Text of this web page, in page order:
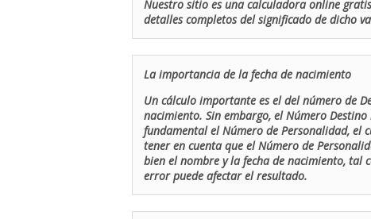
Nuestro sitio es una calculadora online
detalles completos del significado de dicho
La importancia de la fecha de nacimiento
Un cálculo importante es el del número de
nacimiento. Sin embargo, el Número
fundamental el Número de Personalidad, el
tener en cuenta que el Número de
bien el nombre y la fecha de nacimiento, tal
error puede afectar el resultado.